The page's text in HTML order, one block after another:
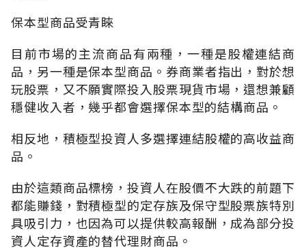
保本型商品受青睞
目前市場的主流商品有兩種，一種是股權連結商
品，另一種是保本型商品。券商業者指出，對於想
玩股票，又不願實際投入股票現貨市場，還想兼顧
穩健收入者，幾乎都會選擇保本型的結構商品。
相反地，積極型投資人多選擇連結股權的高收益商
品。
由於這類商品標榜，投資人在股價不大跌的前題下
都能賺錢，對積極型的定存族及保守型股票族特別
具吸引力，也因為可以提供較高報酬，成為部分投
資人定存資產的替代理財商品。